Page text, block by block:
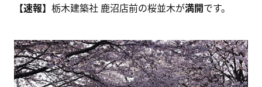
【速報】 栃木建築社 鹿沼店前の桜並木が満開です。